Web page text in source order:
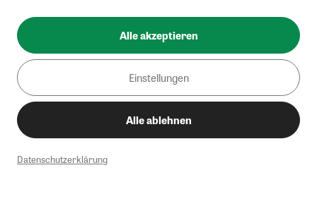
Alle akzeptieren
Einstellungen
Alle ablehnen
Datenschutzerklärung